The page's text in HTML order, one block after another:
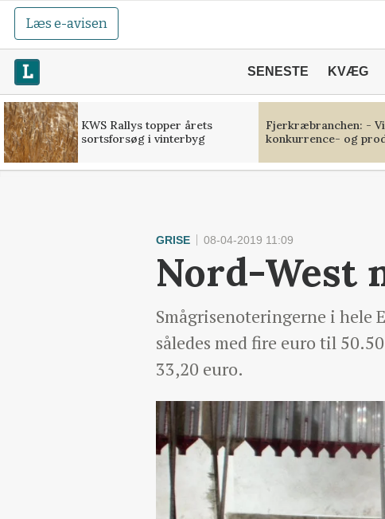
Læs e-avisen
SENESTE KVÆG
KWS Rallys topper årets
sortsforsøg i vinterbyg
Fjerkræbranchen: -
konkurrence- og
GRISE 08-04-2019 11:09
Nord-West
Smågrisenoteringerne i hele
således med fire euro til
33,20 euro.